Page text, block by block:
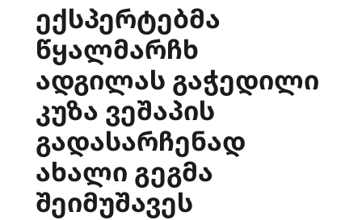
ექსპერტებმა
წყალმარჩხ
ადგილას გაჭედილი
კუზა ვეშაპის
გადასარჩენად
ახალი გეგმა
შეიმუშავეს